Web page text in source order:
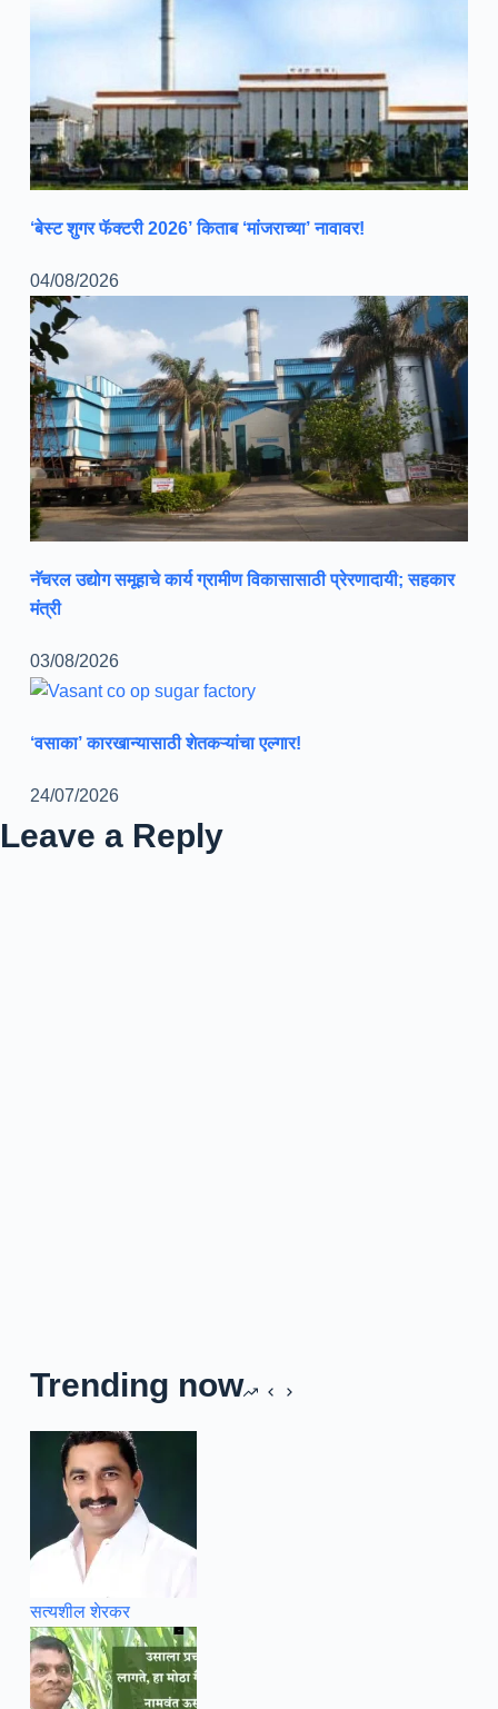
‘बेस्ट शुगर फॅक्टरी 2026’ किताब ‘मांजराच्या’ नावावर!
04/08/2026
नॅचरल उद्योग समूहाचे कार्य ग्रामीण विकासासाठी प्रेरणादायी; सहकार
मंत्री
03/08/2026
‘वसाका’ कारखान्यासाठी शेतकऱ्यांचा एल्गार!
24/07/2026
Leave a Reply
Trending now
सत्यशील शेरकर